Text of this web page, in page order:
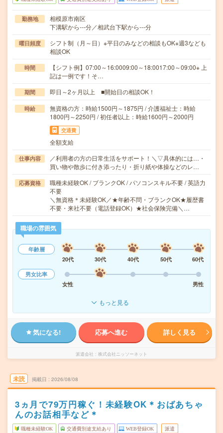
勤務地
相模原市南区
下溝駅から---分／相武台下駅から---分
曜日頻度
シフト制（月～日）※平日のみなどの相談もOK※週3なども
相談OK
時間
【シフト例】07:00～16:0009:00～18:0017:00～09:00※ 上
記は一例です！そ…
期間 即日～2ヶ月以上 ■開始日の相談OK！
時給
無資格の方：時給1500円～1875円 / 介護福祉士：時給
1800円～2250円 / 初任者以上：時給1600円～2000円
交通費
全額支給
仕事内容
／利用者の方の日常生活をサポート！＼▽具体的には…・
買い物や散歩に付き添ったり・折り紙や体操などのレ…
応募資格
職種未経験OK / ブランクOK / パソコンスキル不要 / 英語力
不要
＼無資格＊未経験OK／★年齢不問・ブランクOK★履歴書
不要・来社不要（電話登録OK）★社会保険完備＼…
職場の雰囲気
年齢層
20代
30代 40代 50代
60代
男女比率
女性
男性
もっと見る
気になる! 応募へ進む 詳しく見る
派遣会社 株式会社ニッソーネット
未読 掲載日 2026/08/08
3ヵ月で79万円稼ぐ！未経験OK＊おばあちゃ
んのお話相手など＊
職種未経験OK 交通費別途支給あり WEB登録OK 派遣